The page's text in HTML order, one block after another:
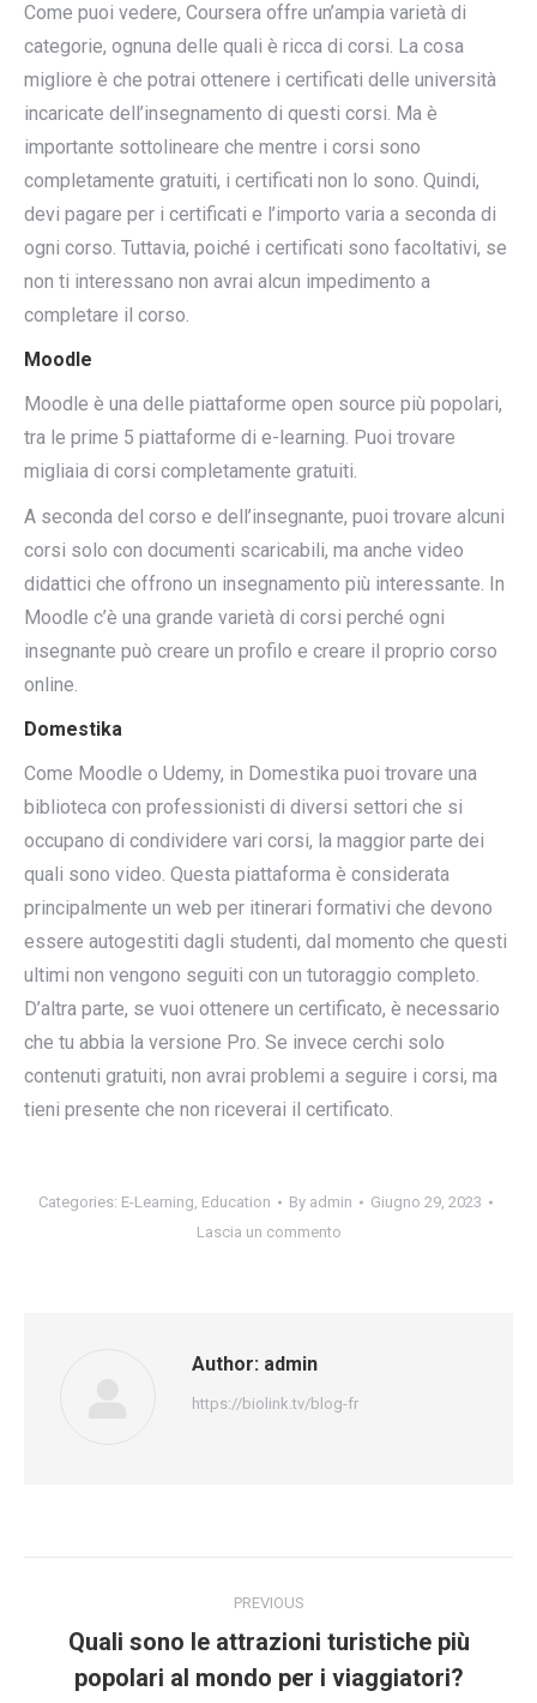
Come puoi vedere, Coursera offre un’ampia varietà di
categorie, ognuna delle quali è ricca di corsi. La cosa
migliore è che potrai ottenere i certificati delle università
incaricate dell’insegnamento di questi corsi. Ma è
importante sottolineare che mentre i corsi sono
completamente gratuiti, i certificati non lo sono. Quindi,
devi pagare per i certificati e l’importo varia a seconda di
ogni corso. Tuttavia, poiché i certificati sono facoltativi, se
non ti interessano non avrai alcun impedimento a
completare il corso.
Moodle
Moodle è una delle piattaforme open source più popolari,
tra le prime 5 piattaforme di e-learning. Puoi trovare
migliaia di corsi completamente gratuiti.
A seconda del corso e dell’insegnante, puoi trovare alcuni
corsi solo con documenti scaricabili, ma anche video
didattici che offrono un insegnamento più interessante. In
Moodle c’è una grande varietà di corsi perché ogni
insegnante può creare un profilo e creare il proprio corso
online.
Domestika
Come Moodle o Udemy, in Domestika puoi trovare una
biblioteca con professionisti di diversi settori che si
occupano di condividere vari corsi, la maggior parte dei
quali sono video. Questa piattaforma è considerata
principalmente un web per itinerari formativi che devono
essere autogestiti dagli studenti, dal momento che questi
ultimi non vengono seguiti con un tutoraggio completo.
D’altra parte, se vuoi ottenere un certificato, è necessario
che tu abbia la versione Pro. Se invece cerchi solo
contenuti gratuiti, non avrai problemi a seguire i corsi, ma
tieni presente che non riceverai il certificato.
Categories: E-Learning, Education By admin
Giugno 29, 2023
Lascia un commento
Author: admin
https://biolink.tv/blog-fr
navigation
PREVIOUS
Previous
post:
Quali sono le attrazioni turistiche più
popolari al mondo per i viaggiatori?